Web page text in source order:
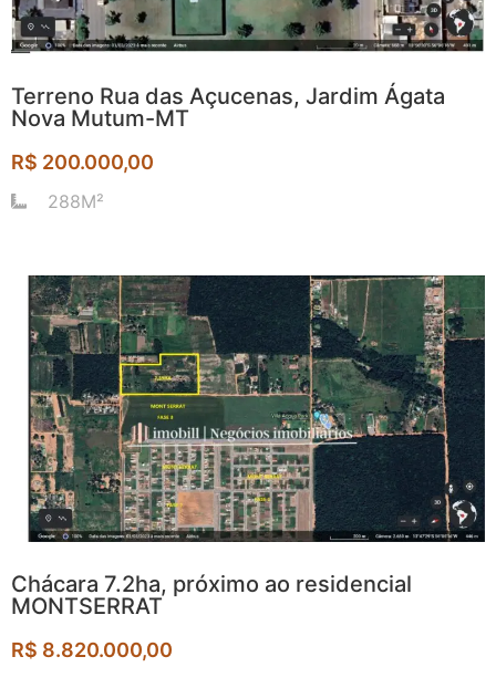
Terreno Rua das Açucenas, Jardim Ágata
Nova Mutum-MT
R$ 200.000,00
288M²
Chácara 7.2ha, próximo ao residencial
MONTSERRAT
R$ 8.820.000,00